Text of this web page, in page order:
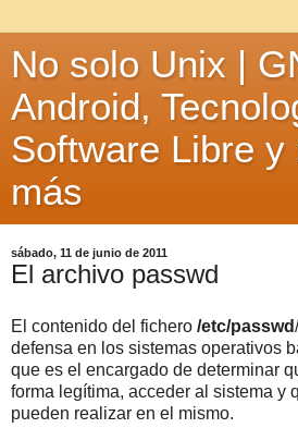
No solo Unix |
Android,
Software Libre y
más
sábado, 11 de junio de 2011
El archivo passwd
El contenido del fichero /etc/passwd
defensa en los sistemas operativos
que es el encargado de determinar
forma legítima, acceder al sistema y
pueden realizar en el mismo.